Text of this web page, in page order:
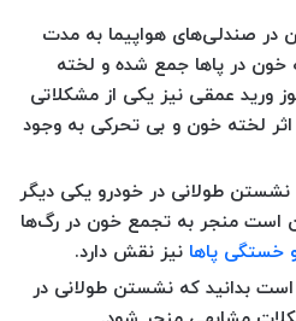
در صندلی‌های هواپیما به مدت
در پاها جمع شده و لخته
ورید عمقی نیز یکی از مشکلاتی
لخته خون و بی تحرکی به وجود
نشستن طولانی در خودرو یکی دیگر
است منجر به تجمع خون در رگ‌ها
خستگی پاها نیز نقش دارد.
بدانید که نشستن طولانی در